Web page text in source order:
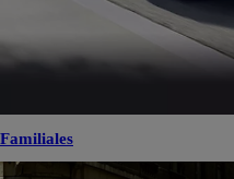
Familiales